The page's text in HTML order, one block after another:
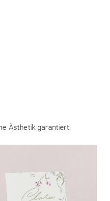
Ästhetik garantiert.